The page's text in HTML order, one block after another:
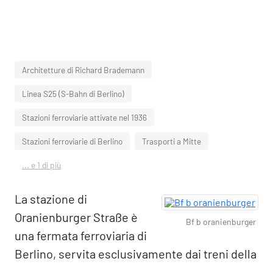
Architetture di Richard Brademann
Linea S25 (S-Bahn di Berlino)
Stazioni ferroviarie attivate nel 1936
Stazioni ferroviarie di Berlino Trasporti a Mitte
... e 1 di più
Bf b oranienburger
La stazione di
Oranienburger Straße è
una fermata ferroviaria di
Berlino, servita esclusivamente dai treni della